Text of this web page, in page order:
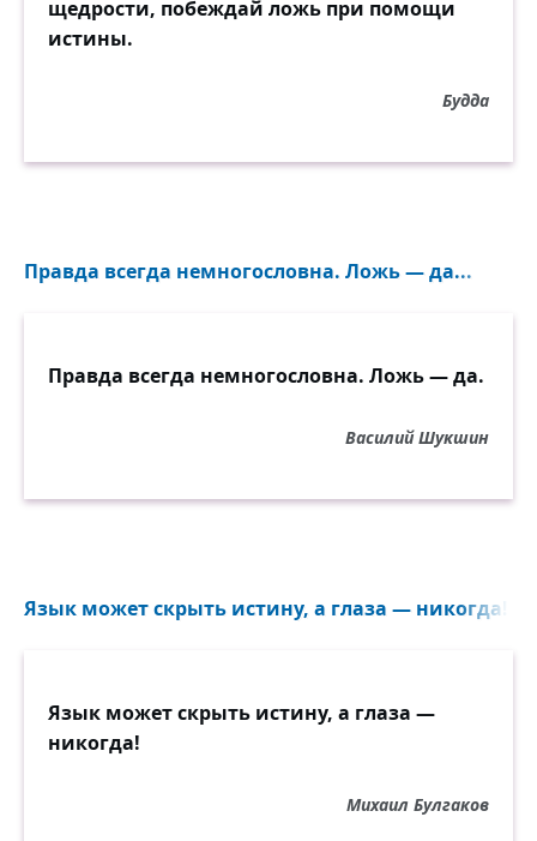
щедрости, побеждай ложь при помощи
истины.
Будда
Правда всегда немногословна. Ложь — да...
Правда всегда немногословна. Ложь — да.
Василий Шукшин
Язык может скрыть истину, а глаза — никогда!..
Язык может скрыть истину, а глаза —
никогда!
Михаил Булгаков